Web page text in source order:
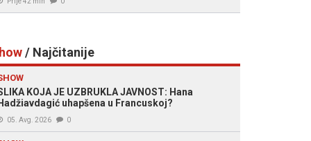
/ Najčitanije
KOJA JE UZBRUKLA JAVNOST: Hana
uhapšena u Francuskoj?
05. Avg. 2026 0